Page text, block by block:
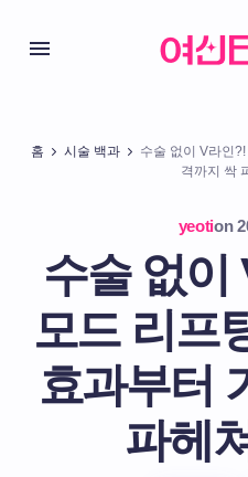
홈 시술 백과
수술 없이 V라인
격까지 싹
yeotion
수술 없이
모드 리프
효과부터
파헤